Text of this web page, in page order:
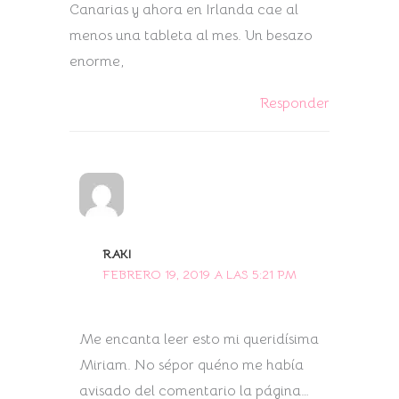
Canarias y ahora en Irlanda cae al
menos una tableta al mes. Un besazo
enorme,
Responder
RAKI
FEBRERO 19, 2019 A LAS 5:21 PM
Me encanta leer esto mi queridísima
Miriam. No sépor quéno me había
avisado del comentario la página…